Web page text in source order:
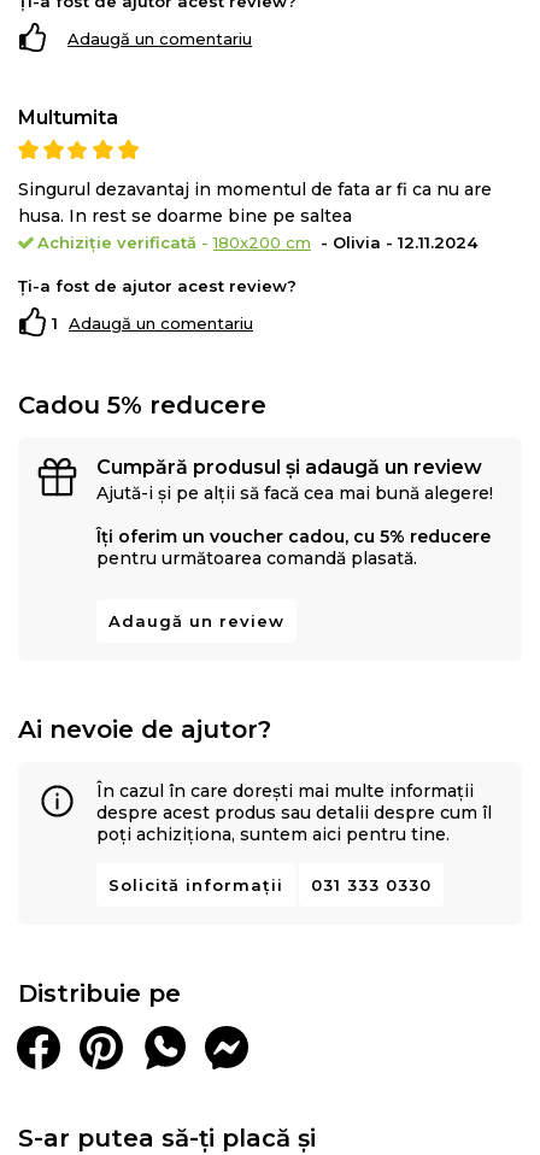
Pentru produsele infasurate in rulou, recomandam
deschiderea/derularea imediat dupa achizitionare.
Adaugă un comentariu
Multumita
Singurul dezavantaj in momentul de fata ar fi ca nu are
husa. In rest se doarme bine pe saltea
Achiziție verificată -180x200 cm - Olivia - 12.11.2024
Ți-a fost de ajutor acest review?
1
Adaugă un comentariu
Cadou 5% reducere
Cumpără produsul și adaugă un review
Ajută-i și pe alții să facă cea mai bună alegere!
Îți oferim un voucher cadou, cu 5% reducere
pentru următoarea comandă plasată.
Adaugă un review
Ai nevoie de ajutor?
În cazul în care dorești mai multe informații
despre acest produs sau detalii despre cum îl
poți achiziționa, suntem aici pentru tine.
Solicită informații 031 333 0330
Distribuie pe
S-ar putea să-ți placă și